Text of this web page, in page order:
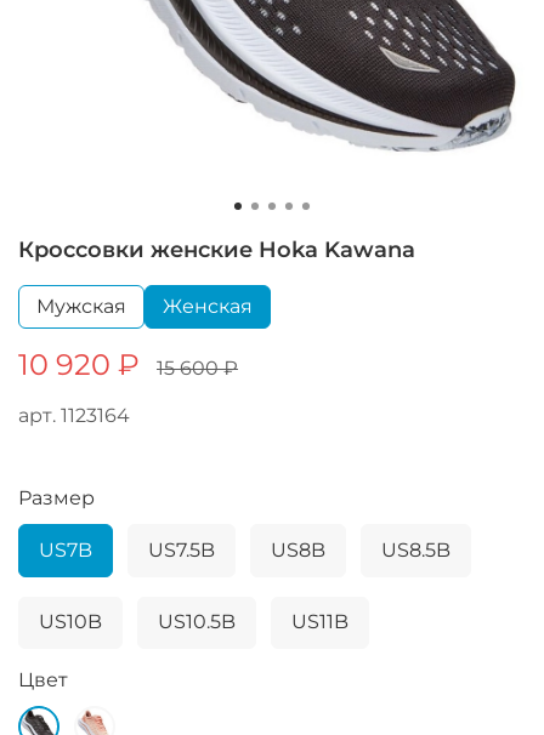
арт. 1123164
Кроссовки женские Hoka Kawana
Мужская Женская
10 920 ₽ 15 600 ₽
Размер
US7B US7.5B US8B US8.5B
US10B US10.5B US11B
Цвет